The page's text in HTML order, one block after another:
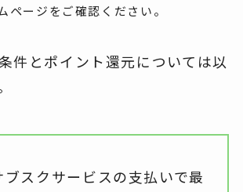
ページをご確認ください。
件とポイント還元については以
ブスクサービスの支払いで最